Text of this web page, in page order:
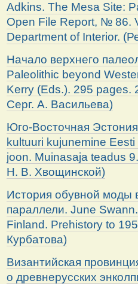
Adkins. The Mesa Site:
Open File Report, № 86.
Department of Interior.
Начало верхнего
Paleolithic beyond
Kerry (Eds.). 295 pages.
Серг. А. Васильева)
Юго-Восточная
kultuuri kujunemine
joon. Muinasaja teadus
Н. В. Хвощинской)
История обувной моды
параллели. June
Finland. Prehistory to
Курбатова)
Византийская
о древнерусских